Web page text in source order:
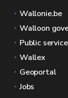
Wallonie.be
Walloon
Public
Wallex
Geoportal
Jobs